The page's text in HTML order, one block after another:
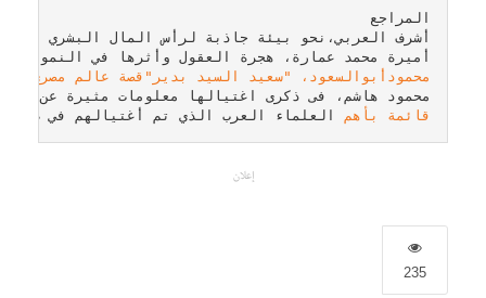
أميرة محمد عمارة، هجرة العقول وأثرها في النمو الاقتصادي في مصر، بحوث
محمودأبوالسعود، "سعيد السيد بدير"قصة عالم مصرى إغتاله
محمود هاشم، فى ذكرى اغتيالها معلومات مثيرة عن اغتيال
قائمة بأهم العلماء العرب الذي تم أغتيالهم في ظروف
إعلان
235